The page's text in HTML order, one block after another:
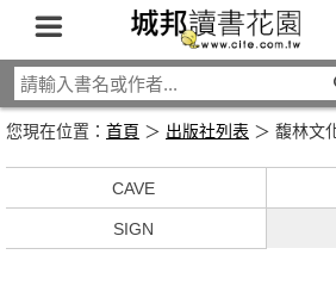
您現在位置： 首頁 ＞ 出版社列表 ＞ 馥林文
CAVE
SIGN